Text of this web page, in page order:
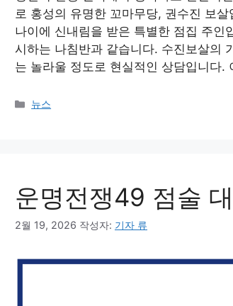
로 홍성의 유명한 꼬마무당, 권수진 보
나이에 신내림을 받은 특별한 점집 주인
시하는 나침반과 같습니다. 수진보살의
는 놀라울 정도로 현실적인 상담입니다
카
뉴스
운명전쟁49 점술
2월 19, 2026 작성자: 기자 류